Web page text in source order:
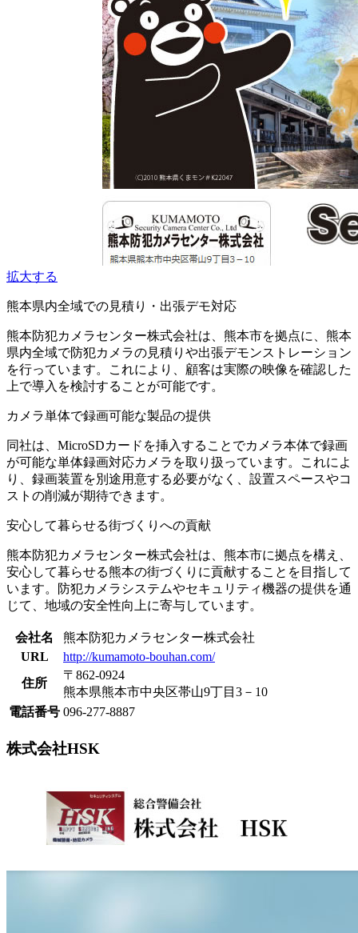
拡大する
熊本県内全域での見積り・出張デモ対応
熊本防犯カメラセンター株式会社は、熊本市を拠点に、熊本
県内全域で防犯カメラの見積りや出張デモンストレーション
を行っています。これにより、顧客は実際の映像を確認した
上で導入を検討することが可能です。
カメラ単体で録画可能な製品の提供
同社は、MicroSDカードを挿入することでカメラ本体で録画
が可能な単体録画対応カメラを取り扱っています。これによ
り、録画装置を別途用意する必要がなく、設置スペースやコ
ストの削減が期待できます。
安心して暮らせる街づくりへの貢献
熊本防犯カメラセンター株式会社は、熊本市に拠点を構え、
安心して暮らせる熊本の街づくりに貢献することを目指して
います。防犯カメラシステムやセキュリティ機器の提供を通
じて、地域の安全性向上に寄与しています。
会社名
熊本防犯カメラセンター株式会社
URL
http://kumamoto-bouhan.com/
住所
〒862-0924
熊本県熊本市中央区帯山9丁目3－10
電話番号 096-277-8887
株式会社HSK